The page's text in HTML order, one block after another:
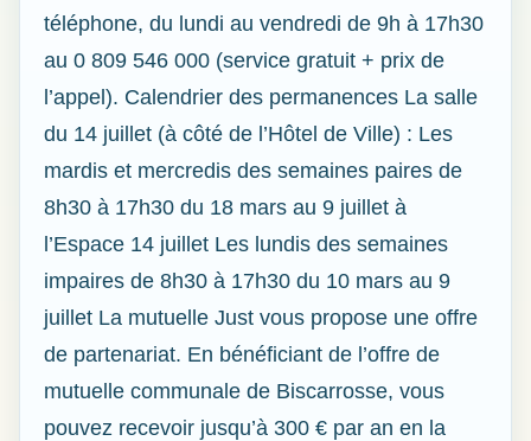
téléphone, du lundi au vendredi de 9h à 17h30
au 0 809 546 000 (service gratuit + prix de
l’appel). Calendrier des permanences La salle
du 14 juillet (à côté de l’Hôtel de Ville) : Les
mardis et mercredis des semaines paires de
8h30 à 17h30 du 18 mars au 9 juillet à
l’Espace 14 juillet Les lundis des semaines
impaires de 8h30 à 17h30 du 10 mars au 9
juillet La mutuelle Just vous propose une offre
de partenariat. En bénéficiant de l’offre de
mutuelle communale de Biscarrosse, vous
pouvez recevoir jusqu’à 300 € par an en la